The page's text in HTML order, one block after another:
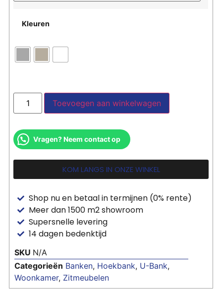
Kleuren
Toevoegen aan winkelwagen
Vragen? Neem contact op
KOM LANGS IN ONZE WINKEL
Shop nu en betaal in termijnen (0% rente)
Meer dan 1500 m2 showroom
Supersnelle levering
14 dagen bedenktijd
SKU N/A
Categorieën Banken, Hoekbank, U-Bank,
Woonkamer, Zitmeubelen